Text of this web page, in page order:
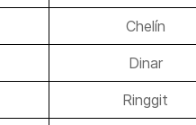
Chelín
Dinar
Ringgit